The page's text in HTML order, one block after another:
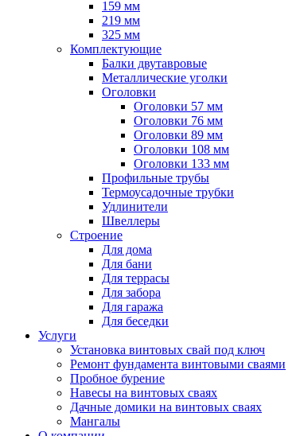
159 мм
219 мм
325 мм
Комплектующие
Балки двутавровые
Металлические уголки
Оголовки
Оголовки 57 мм
Оголовки 76 мм
Оголовки 89 мм
Оголовки 108 мм
Оголовки 133 мм
Профильные трубы
Термоусадочные трубки
Удлинители
Швеллеры
Строение
Для дома
Для бани
Для террасы
Для забора
Для гаража
Для беседки
Услуги
Установка винтовых свай под ключ
Ремонт фундамента винтовыми сваями
Пробное бурение
Навесы на винтовых сваях
Дачные домики на винтовых сваях
Мангалы